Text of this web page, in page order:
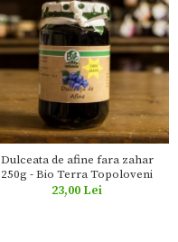
Dulceata de afine fara zahar
250g - Bio Terra Topoloveni
23,00 Lei